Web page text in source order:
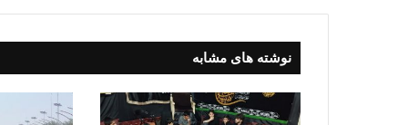
dl
yنوشته های مشابه